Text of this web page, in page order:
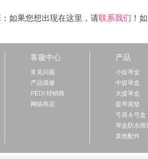
如果您想出现在这里，请联系我们 ！
客服中心
常见问题
产品保修
PEDI 经销商
网络商店
产品
小提琴盒
中提琴盒
大提琴盒
提琴肩垫
弓筒＆弓盒
琴盒防水雨
其他配件